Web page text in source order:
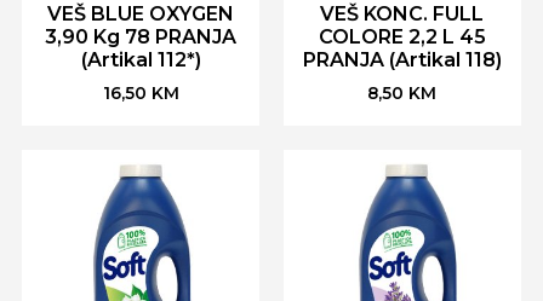
VEŠ BLUE OXYGEN
3,90 Kg 78 PRANJA
(Artikal 112*)
16,50 KM
VEŠ KONC. FULL
COLORE 2,2 L 45
PRANJA (Artikal 118)
8,50 KM